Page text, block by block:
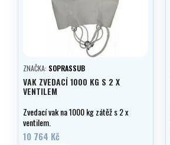
ZNAČKA: SOPRASSUB
VAK ZVEDACÍ 1000 KG S 2 X
VENTILEM
Zvedací vak na 1000 kg zátěž s 2 x
ventilem.
10 764 Kč